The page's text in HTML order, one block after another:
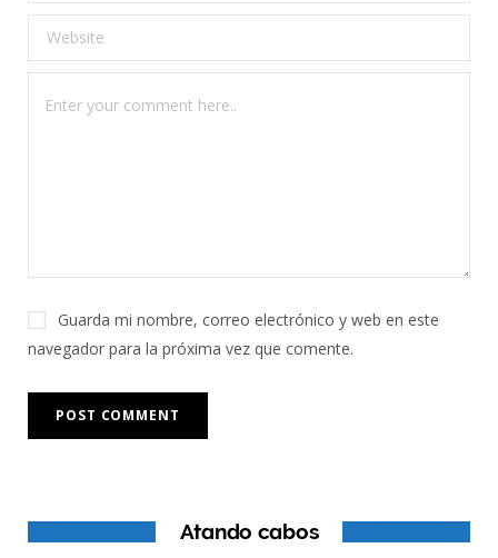
Guarda mi nombre, correo electrónico y web en este
navegador para la próxima vez que comente.
Atando cabos